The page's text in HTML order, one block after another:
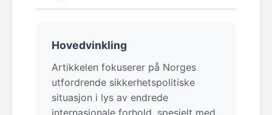
Hovedvinkling
Artikkelen fokuserer på Norges
utfordrende sikkerhetspolitiske
situasjon i lys av endrede
internasjonale forhold, spesielt med